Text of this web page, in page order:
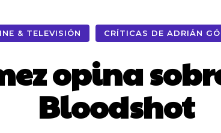
& TELEVISIÓN CRÍTICAS DE ADRIÁN
opina
Bloodshot